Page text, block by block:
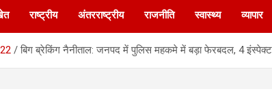
राष्ट्रीय अंतरराष्ट्रीय राजनीति स्वास्थ्य व्यापार
22 बिग ब्रेकिंग नैनीताल: जनपद में पुलिस महकमे में बड़ा फेरबदल, 4